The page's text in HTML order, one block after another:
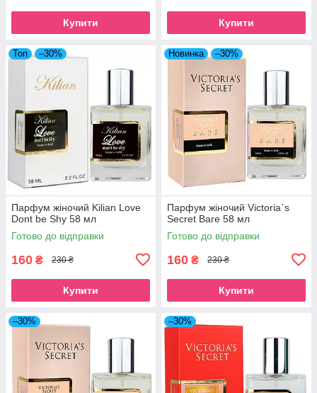
Купити Купити
Топ –30%
Парфум жіночий Kilian Love
Dont be Shy 58 мл
Готово до відправки
160 ₴ 230 ₴
Купити
Новинка –30%
Парфум жіночий Victoria`s
Secret Bare 58 мл
Готово до відправки
160 ₴ 230 ₴
Купити
–30% –30%